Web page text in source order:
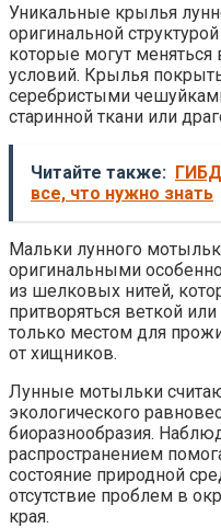
Уникальные крылья
оригинальной
которые могут меняться
условий. Крылья
серебристыми
старинной ткани или
Читайте также:
все, что нужно знать
Мальки лунного
оригинальными
из шелковых нитей,
притворяться веткой
только местом для
от хищников.
Лунные мотыльки
экологического
биоразнообразия.
распространением
состояние природной
отсутствие проблем в
края.